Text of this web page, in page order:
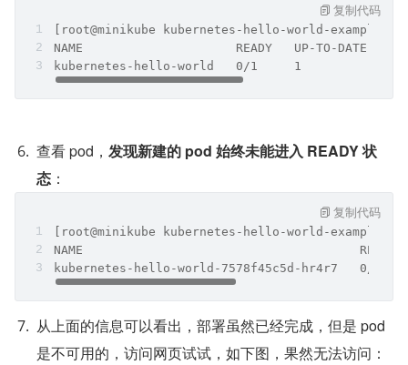
[root@minikube kubernetes-hello-world-
NAME                     READY   UP-TO-DATE
kubernetes-hello-world   0/1     1            0
复制代码
查看 pod， 发现新建的 pod 始终未能进入 READY 状
态 ：
[root@minikube kubernetes-hello-world-
NAME                                      READY
kubernetes-hello-world-7578f45c5d-hr4r7   0/
复制代码
从上面的信息可以看出，部署虽然已经完成，但是 pod
是不可用的，访问网页试试，如下图，果然无法访问：